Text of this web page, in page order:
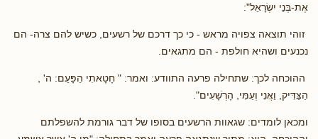
אֶת-בְּנֵי יִשְׂרָאֵל":
זוהי תוצאה צפויה מראש - כי כך דרכם של רשעים, כשיש להם צרה- הם
נכנעים ושהיא חולפת - הם מתגאים.
ההוכחה לכך: שתחילה פרעה התוודע: ואמר: " חָטָאתִי הַפָּעַם: ה' ,
הַצַּדִּיק, וַאֲנִי וְעַמִּי, הָרְשָׁעִים".
ומכאן לומדים: שגאוות הרשעים בסופו של דבר גורמת להשפלתם